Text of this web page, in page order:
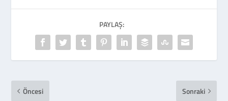
PAYLAŞ:
Öncesi Sonraki